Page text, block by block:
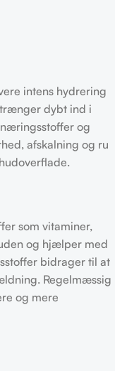
intens hydrering
dybt ind i
og
afskalning og ru
som vitaminer,
og hjælper med
bidrager til at
Regelmæssig
og mere